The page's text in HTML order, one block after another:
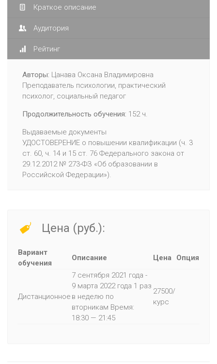
Краткое описание
Аудитория
Рейтинг
Авторы: Цанава Оксана Владимировна
Преподаватель психологии, практический
психолог, социальный педагог
Продолжительность обучения: 152 ч.
Выдаваемые документы
УДОСТОВЕРЕНИЕ о повышении квалификации (ч. 3
ст. 60, ч. 14 и 15 ст. 76 Федерального закона от
29.12.2012 № 273-ФЗ «Об образовании в
Российской Федерации»).
Цена (руб.):
Вариант
обучения
Описание Цена Опция
Дистанционное
7 сентября 2021 года -
9 марта 2022 года 1 раз
в неделю по
вторникам Время:
18:30 — 21:45
27500/
курс